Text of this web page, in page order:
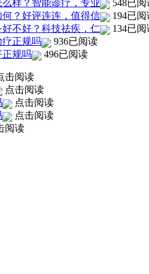
样？智能诊疗，专业
548已阅
？好评连连，值得信
194已阅
不好？科技祛疾，仁
134已阅
疗正规吗
936已阅读
正规吗
496已阅读
击阅读
点击阅读
点击阅读
点击阅读
阅读